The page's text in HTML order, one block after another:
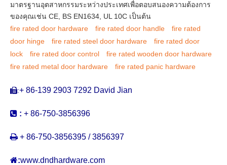
มาตรฐานอุตสาหกรรมระหว่างประเทศเพื่อตอบสนองความต้องการ
ของคุณเช่น CE, BS EN1634, UL 10C เป็นต้น
fire rated door hardware
fire rated door handle
fire rated
door hinge
fire rated steel door hardware
fire rated door
lock
fire rated door control
fire rated wooden door hardware
fire rated metal door hardware
fire rated panic hardware
:+ 86-139 2903 7292 David Jian
 : + 86-750-3856396
 + 86-750-3856395 / 3856397
:www.dndhardware.com